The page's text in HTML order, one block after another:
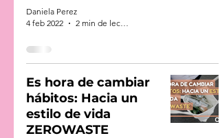
Daniela Perez
4 feb 2022
2 min de lectura
Es hora de cambiar
hábitos: Hacia un
estilo de vida
ZEROWASTE